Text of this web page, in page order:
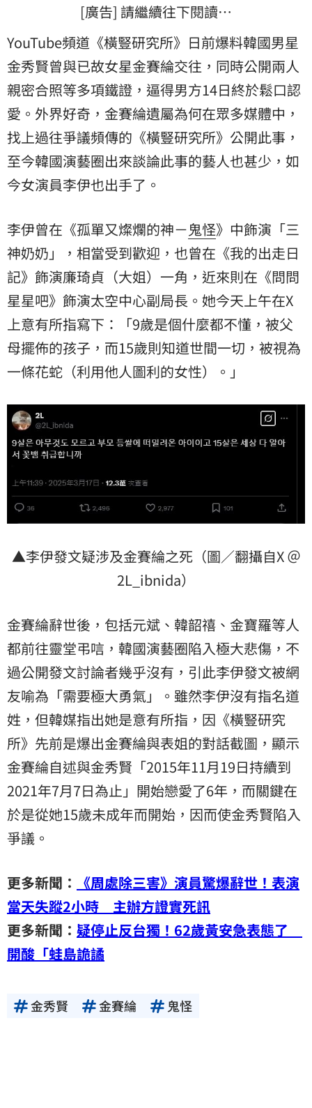
[廣告] 請繼續往下閱讀…
YouTube頻道《橫豎研究所》日前爆料韓國男星
金秀賢曾與已故女星金賽綸交往，同時公開兩人
親密合照等多項鐵證，逼得男方14日終於鬆口認
愛。外界好奇，金賽綸遺屬為何在眾多媒體中，
找上過往爭議頻傳的《橫豎研究所》公開此事，
至今韓國演藝圈出來談論此事的藝人也甚少，如
今女演員李伊也出手了。
李伊曾在《孤單又燦爛的神－鬼怪》中飾演「三
神奶奶」，相當受到歡迎，也曾在《我的出走日
記》飾演廉琦貞（大姐）一角，近來則在《問問
星星吧》飾演太空中心副局長。她今天上午在X
上意有所指寫下：「9歲是個什麼都不懂，被父
母擺佈的孩子，而15歲則知道世間一切，被視為
一條花蛇（利用他人圖利的女性）。」
▲李伊發文疑涉及金賽綸之死（圖／翻攝自X ＠
2L_ibnida）
金賽綸辭世後，包括元斌、韓韶禧、金寶羅等人
都前往靈堂弔唁，韓國演藝圈陷入極大悲傷，不
過公開發文討論者幾乎沒有，引此李伊發文被網
友喻為「需要極大勇氣」。雖然李伊沒有指名道
姓，但韓媒指出她是意有所指，因《橫豎研究
所》先前是爆出金賽綸與表姐的對話截圖，顯示
金賽綸自述與金秀賢「2015年11月19日持續到
2021年7月7日為止」開始戀愛了6年，而關鍵在
於是從她15歲未成年而開始，因而使金秀賢陷入
爭議。
更多新聞：
《周處除三害》演員驚爆辭世！表演
當天失蹤2小時 主辦方證實死訊
更多新聞： 疑停止反台獨！62歲黃安急表態了
開酸「蛙島詭譎
金秀賢 金賽綸 鬼怪